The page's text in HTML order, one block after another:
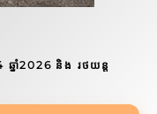
នាំ2026 និង រថយន្ត